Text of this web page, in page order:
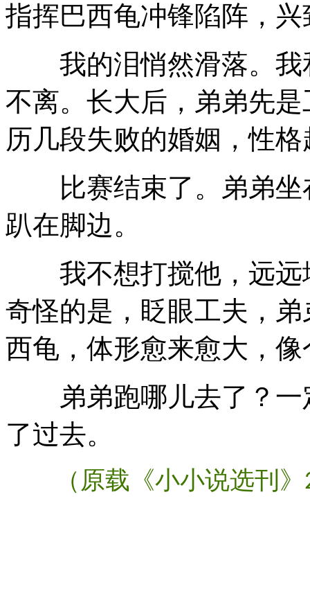
指挥巴西龟冲锋陷阵，
我的泪悄然滑落。我
不离。长大后，弟弟先
历几段失败的婚姻，性
比赛结束了。弟弟坐
趴在脚边。
我不想打搅他，远远
奇怪的是，眨眼工夫，
西龟，体形愈来愈大，
弟弟跑哪儿去了？一
了过去。
（原载《小小说选刊》